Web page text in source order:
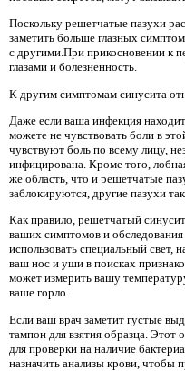
Поскольку решетчатые пазухи
заметить больше глазных
с другими.При прикосновении к
глазами и болезненность.
К другим симптомам синусита
Даже если ваша инфекция
можете не чувствовать боли в
чувствуют боль по всему лицу,
инфицирована. Кроме того,
же область, что и решетчатые
заблокируются, другие пазухи
Как правило, решетчатый
ваших симптомов и
использовать специальный свет,
ваш нос и уши в поисках
может измерить вашу
ваше горло.
Если ваш врач заметит густые
тампон для взятия образца. Этот
для проверки на наличие
назначить анализы крови, чтобы